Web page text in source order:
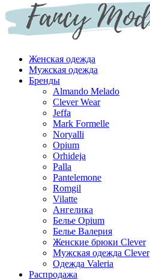
Женская одежда
Мужская одежда
Бренды
Almando Melado
Clever Wear
Jeffa
Mark Formelle
Noryalli
Opium
Orhideja
Palla
Pantelemone
Romgil
Vilatte
Ангелика
Белье Opium
Белье Валерия
Женские брюки Clever
Мужская одежда Clever
Одежда Valeria
Распродажа